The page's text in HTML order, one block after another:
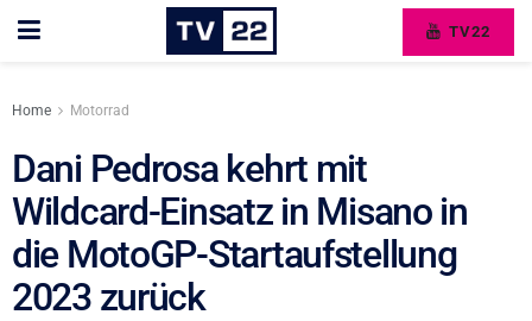
TV22
Home Motorrad
Dani Pedrosa kehrt mit
Wildcard-Einsatz in Misano in
die MotoGP-Startaufstellung
2023 zurück